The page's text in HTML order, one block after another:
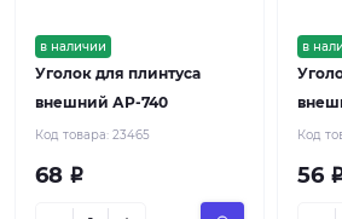
в наличии
Уголок для плинтуса
внешний АР-740
Код товара: 23465
68 Р
в
Код
56